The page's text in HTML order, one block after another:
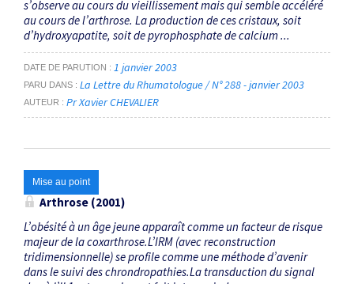
s’observe au cours du vieillissement mais qui semble accéléré
au cours de l’arthrose. La production de ces cristaux, soit
d’hydroxyapatite, soit de pyrophosphate de calcium ...
DATE DE PARUTION 1 janvier 2003
PARU DANS La Lettre du Rhumatologue / N° 288 - janvier 2003
AUTEUR Pr Xavier CHEVALIER
Mise au point
Arthrose (2001)
L’obésité à un âge jeune apparaît comme un facteur de risque
majeur de la coxarthrose.L’IRM (avec reconstruction
tridimensionnelle) se profile comme une méthode d’avenir
dans le suivi des chrondropathies.La transduction du signal